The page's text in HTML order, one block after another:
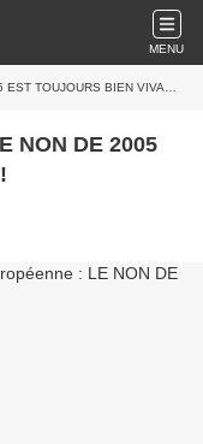
MENU
TOUJOURS BIEN VIVANT !
NON DE 2005